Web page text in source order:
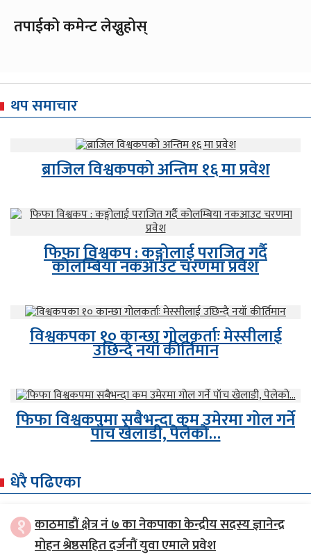
तपाईको कमेन्ट लेख्नुहोस्
थप समाचार
ब्राजिल विश्वकपको अन्तिम १६ मा प्रवेश
फिफा विश्वकप : कङ्गोलाई पराजित गर्दै
कोलम्बिया नकआउट चरणमा प्रवेश
विश्वकपका १० कान्छा गोलकर्ताः मेस्सीलाई
उछिन्दै नयाँ कीर्तिमान
फिफा विश्वकपमा सबैभन्दा कम उमेरमा गोल गर्ने
पाँच खेलाडी, पेलेको…
धेरै पढिएका
१ काठमाडौं क्षेत्र नं ७ का नेकपाका केन्द्रीय सदस्य ज्ञानेन्द्र
मोहन श्रेष्ठसहित दर्जनौं युवा एमाले प्रवेश